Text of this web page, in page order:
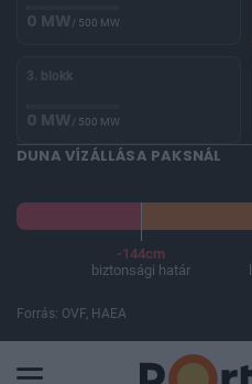
0 MW/ 500 MW
3. blokk
0 MW/ 500 MW
DUNA VÍZÁLLÁSA PAKSNÁL
-144cm
biztonsági határ
Forrás: OVF, HAEA